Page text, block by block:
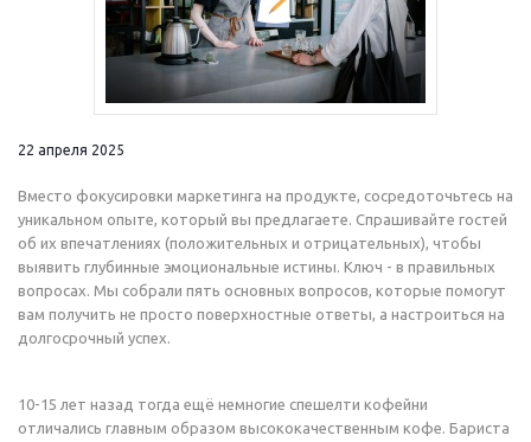
22 апреля 2025
Вместо фокусировки маркетинга на продукте, сосредоточьтесь на
уникальном опыте, который вы предлагаете. Спрашивайте гостей
об их впечатлениях (положительных и отрицательных), чтобы
выявить глубинные эмоциональные истины. Ключ - в правильных
вопросах. Мы собрали пять основных вопросов, которые помогут
вам получить не просто поверхностные ответы, а настроиться на
долгосрочный успех.
10-15 лет назад тогда ещё немногие спешелти кофейни
отличались главным образом высококачественным кофе. Бариста